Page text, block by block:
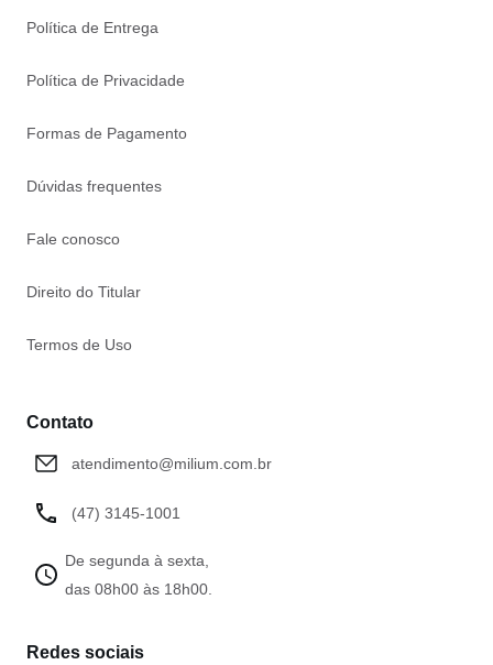
Política de Entrega
Política de Privacidade
Formas de Pagamento
Dúvidas frequentes
Fale conosco
Direito do Titular
Termos de Uso
Contato
atendimento@milium.com.br
(47) 3145-1001
De segunda à sexta,
das 08h00 às 18h00.
Redes sociais